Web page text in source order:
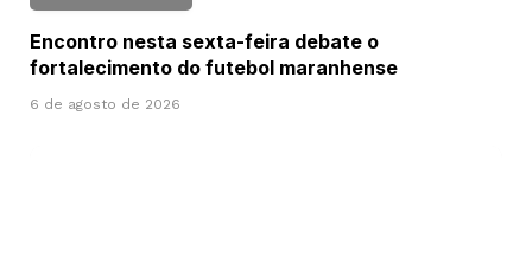
Encontro nesta sexta-feira debate o
fortalecimento do futebol maranhense
6 de agosto de 2026